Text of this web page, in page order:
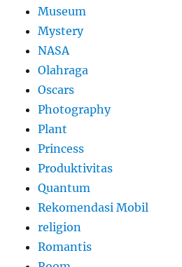
Museum
Mystery
NASA
Olahraga
Oscars
Photography
Plant
Princess
Produktivitas
Quantum
Rekomendasi Mobil
religion
Romantis